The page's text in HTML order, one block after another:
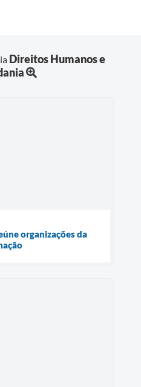
Direitos Humanos e
organizações da